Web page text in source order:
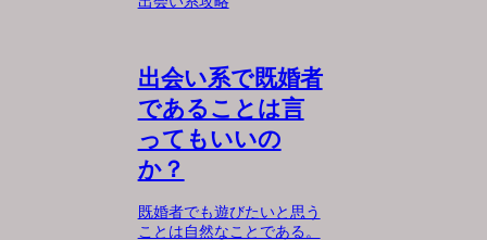
出会い系で既婚者
であることは言
ってもいいの
か？
既婚者でも遊びたいと思う
ことは自然なことである。